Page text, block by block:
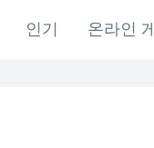
인기 온라인